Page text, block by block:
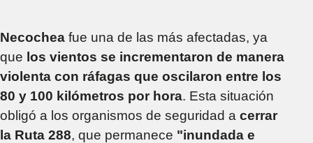
Necochea fue una de las más afectadas, ya
que los vientos se incrementaron de manera
violenta con ráfagas que oscilaron entre los
80 y 100 kilómetros por hora. Esta situación
obligó a los organismos de seguridad a cerrar
la Ruta 288, que permanece "inundada e